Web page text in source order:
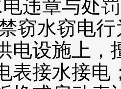
违章与处罚
禁窃水窃电
电设施上
表接水接电